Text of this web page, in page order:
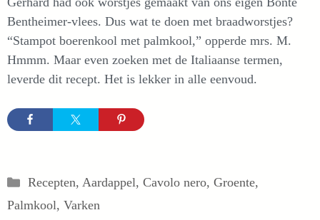
Bentheimer-vlees. Dus wat te doen met braadworstjes?
“Stampot boerenkool met palmkool,” opperde mrs. M.
Hmmm. Maar even zoeken met de Italiaanse termen,
leverde dit recept. Het is lekker in alle eenvoud.
Categorieën
Recepten, Aardappel, Cavolo nero, Groente,
Palmkool, Varken